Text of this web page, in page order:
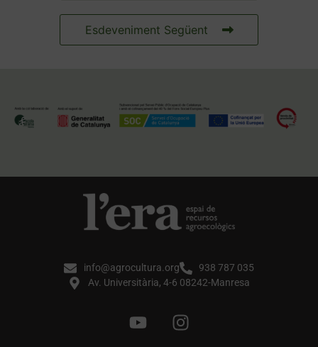
Esdeveniment Següent
info@agrocultura.org
938 787 035
Av. Universitària, 4-6 08242-Manresa